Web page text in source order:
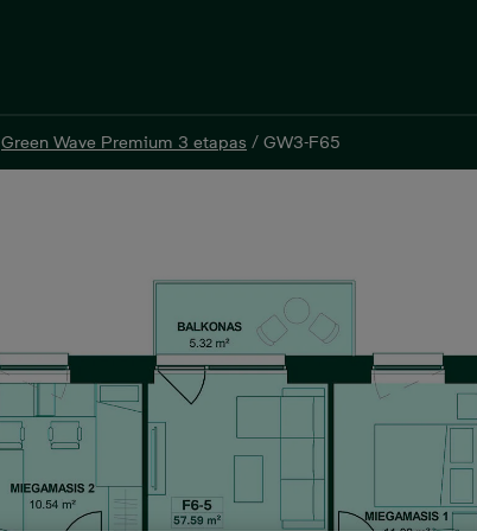
Green Wave Premium 3 etapas / GW3-F65
Green Wave Premium 3 etapas / GW3-F65